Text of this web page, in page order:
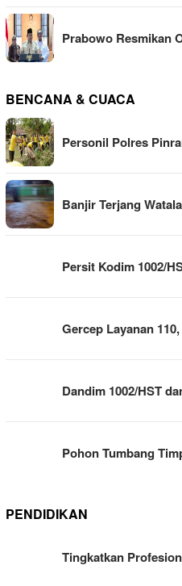
Prabowo Resmikan
BENCANA & CUACA
Personil Polres
Banjir Terjang
Persit Kodim 1002/
Gercep Layanan
Dandim 1002/HST
Pohon Tumbang
PENDIDIKAN
Tingkatkan